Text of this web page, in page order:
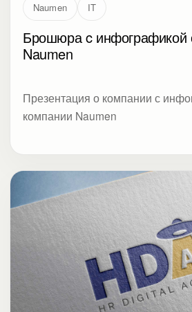
Naumen IT
Брошюра c инфографикой
Naumen
Презентация о компании с
компании Naumen